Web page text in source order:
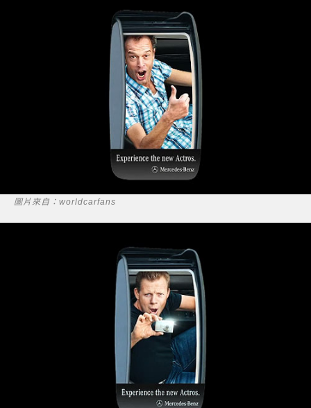
圖片來自：worldcarfans